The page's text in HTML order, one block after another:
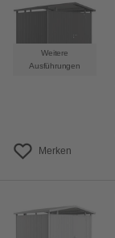
Weitere
Ausführungen
Merken